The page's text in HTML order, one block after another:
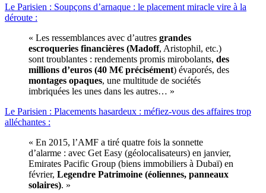
Le Parisien : Soupçons d’arnaque : le placement miracle vire à la
déroute :
« Les ressemblances avec d’autres grandes
escroqueries financières (Madoff, Aristophil, etc.)
sont troublantes : rendements promis mirobolants, des
millions d’euros (40 M€ précisément) évaporés, des
montages opaques, une multitude de sociétés
imbriquées les unes dans les autres… »
Le Parisien : Placements hasardeux : méfiez-vous des affaires trop
alléchantes :
« En 2015, l’AMF a tiré quatre fois la sonnette
d’alarme : avec Get Easy (géolocalisateurs) en janvier,
Emirates Pacific Group (biens immobiliers à Dubaï) en
février, Legendre Patrimoine (éoliennes, panneaux
solaires). »